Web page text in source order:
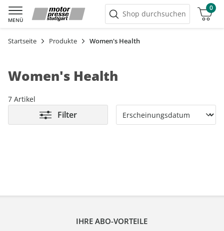
MENÜ
Shop durchsuchen
0
Warenkorb
Startseite Produkte Women's Health
Women's Health
7 Artikel
Filter
IHRE ABO-VORTEILE